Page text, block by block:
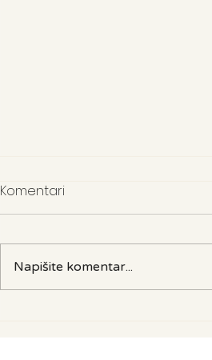
Komentari
Napišite komentar...